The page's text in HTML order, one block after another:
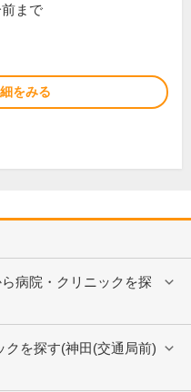
まで
をみる
病院・クリニックを探
を探す(神田(交通局前)